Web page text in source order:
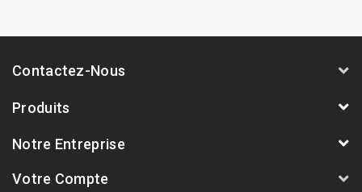
Contactez-Nous
Produits
Notre Entreprise
Votre Compte